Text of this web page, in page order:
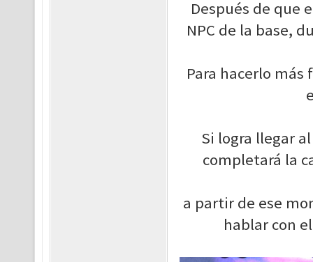
Después de que
NPC de la base,
Para hacerlo más
Si logra llegar
completará la
a partir de ese
hablar con